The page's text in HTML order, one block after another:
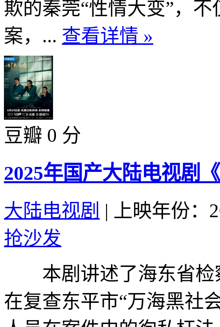
欺的秦莞“性情大变”，
案，... 查看详情 »
豆瓣 0 分
2025年国产大陆电视剧
大陆电视剧 |
上映年份：
抢沙发
本剧讲述了海东省检
在复查东平市“万海黑社